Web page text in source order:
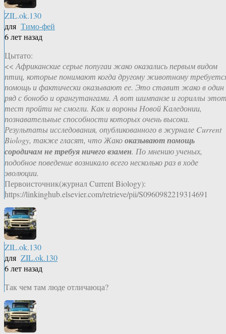
ZIL.ok.130
для Тимо-фей
6 лет назад
Цытато:
<<Африканские серые попугаи жако оказались первым видом
птиц, которые понимают когда другому животному
помощь и фактически оказывают ее. Это ставит жако в один
ряд с бонобо и орангутангами. А вот шимпанзе и гориллы
тест пройти не смогли. Как и вороны Новой Каледонии,
познавательные способности которых очень высоки.
Результаты исследования, опубликованного в журнале Current
Biology, также гласят, что Жакооказывают помощь
сородичам не требуя ничего взамен. По мнению ученых,
подобное поведение возникало всего несколько раз в ходе
эволюции.
Первоисточник(журнал Current Biology):
https://linkinghub.elsevier.com/retrieve/pii/S0960982219314691
ZIL.ok.130
для ZIL.ok.130
6 лет назад
Так чем там люде отличаюца?